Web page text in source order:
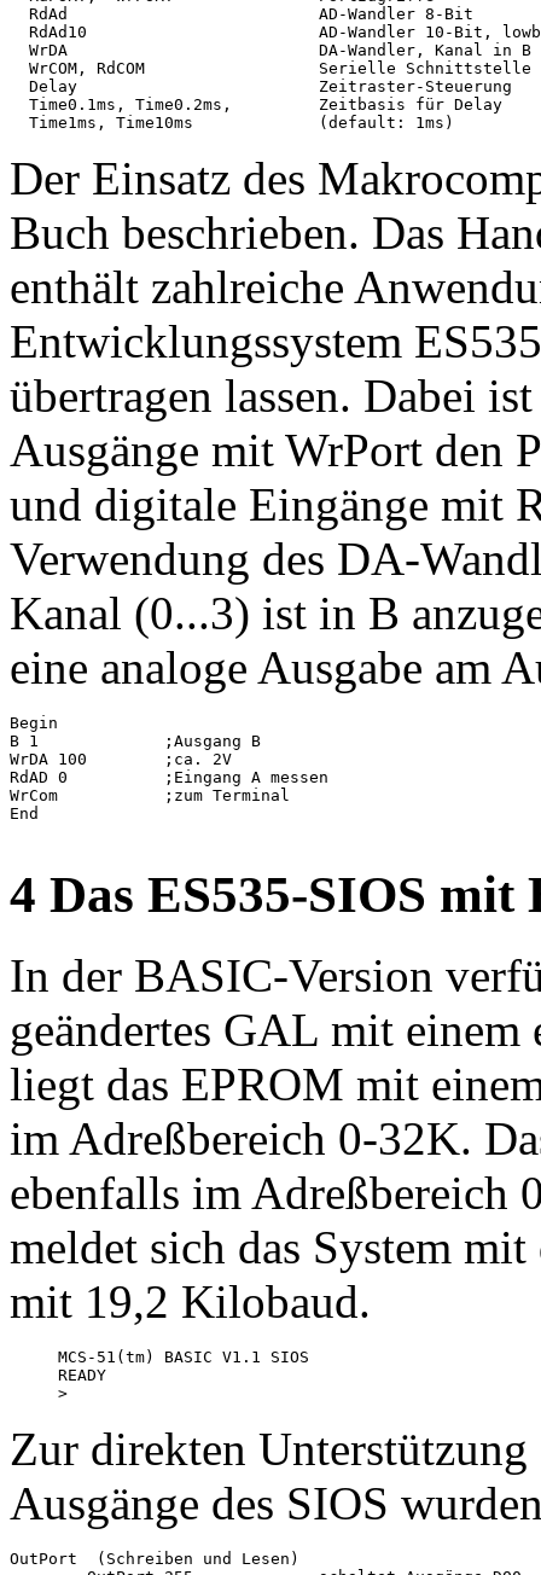
  RdAd                          AD-Wandler 8-Bit
RdAd10                        AD-Wandler 10-Bit,
  WrDA                          DA-Wandler, Kanal in B
  WrCOM, RdCOM                  Serielle Schnittstelle
  Delay                         Zeitraster-Steuerung
  Time0.1ms, Time0.2ms,         Zeitbasis für Delay
Der Einsatz des
Buch beschrieben. Das
enthält zahlreiche
Entwicklungssystem
übertragen lassen. Dabei
Ausgänge mit WrPort den
und digitale Eingänge mit
Verwendung des DA-
Kanal (0...3) ist in B
eine analoge Ausgabe am
Begin
B 1             ;Ausgang B
WrDA 100        ;ca. 2V
RdAD 0          ;Eingang A messen
WrCom           ;zum Terminal
End
4 Das ES535-SIOS mit
In der BASIC-Version
geändertes GAL mit
liegt das EPROM mit
im Adreßbereich 0-32K.
ebenfalls im Adreßbereich
meldet sich das System
mit 19,2 Kilobaud.
MCS-51(tm) BASIC V1.1 SIOS
READY
>
Zur direkten
Ausgänge des SIOS
OutPort  (Schreiben und Lesen)